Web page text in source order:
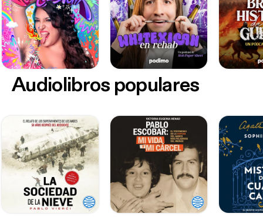
Audiolibros populares